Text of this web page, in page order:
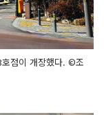
호점이 개장했다. ©조